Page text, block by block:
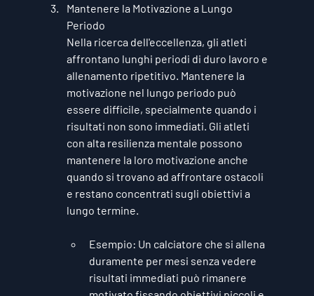
Mantenere la Motivazione a Lungo
Periodo
Nella ricerca dell'eccellenza, gli atleti
affrontano lunghi periodi di duro lavoro e
allenamento ripetitivo. Mantenere la
motivazione nel lungo periodo può
essere difficile, specialmente quando i
risultati non sono immediati. Gli atleti
con alta resilienza mentale possono
mantenere la loro motivazione anche
quando si trovano ad affrontare ostacoli
e restano concentrati sugli obiettivi a
lungo termine.
Esempio: Un calciatore che si allena
duramente per mesi senza vedere
risultati immediati può rimanere